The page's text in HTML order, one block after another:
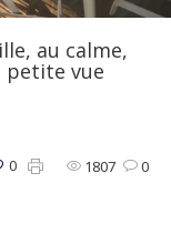
au calme,
petite vue
1807 0
0